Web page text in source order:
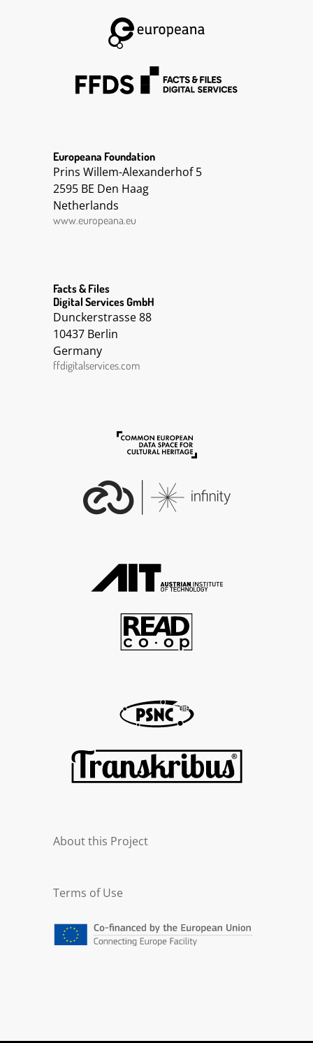
Europeana Foundation
Prins Willem-Alexanderhof 5
2595 BE Den Haag
Netherlands
www.europeana.eu
Facts & Files
Digital Services GmbH
Dunckerstrasse 88
10437 Berlin
Germany
ffdigitalservices.com
About this Project
Terms of Use